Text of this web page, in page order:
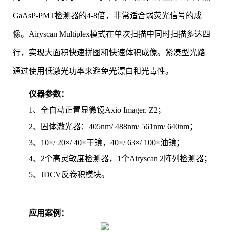
GaAsP-PMT检测器的4-8倍，非常适合弱荧光信号的成
像。Airyscan Multiplex模式在单次扫描中同时扫描多达四
行，实现大面积快速拼图和快速体积成像。紧凑型光路
通过使用低激光功率来避免光漂白和光毒性。
仪器参数：
1、 全自动正置显微镜Axio Imager. Z2；
2、
固体激光器：405nm/ 488nm/ 561nm/ 640nm；
3、 10×/ 20×/ 40×干镜，40×/ 63×/ 100×油镜；
4、 2个高灵敏度检测器，1个Airyscan 2阵列检测器；
5、JDCV反卷积模块。
应用案例：